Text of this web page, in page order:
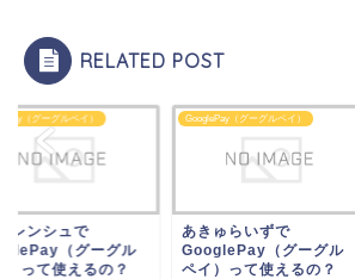
RELATED POST
（グーグルペイ）
ゅらいずで
（グーグル
）って使えるの？
GooglePay（グーグルペイ）
北の大地の夢しずくで
GooglePay（グーグル
ペイ）って使えるの...